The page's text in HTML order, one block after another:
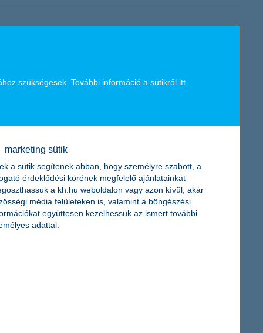
juthat ki. A végső hajrába a K&H mozdulj! paralimpiai
fejenként egymillió forinttal.
vállalna munkát, majdnem olyan sokan indulnának útnak,
A fiatalok nyelvtudása határozottan javult az elmúlt
szükségesek. További információ a sütikről itt
marketing sütik
a sütik segítenek abban, hogy személyre szabott, a
érdeklődési körének megfelelő ajánlatainkat
a kh.hu weboldalon vagy azon kívül, akár
média felületeken is, valamint a böngészési
együttesen kezelhessük az ismert további
adattal.